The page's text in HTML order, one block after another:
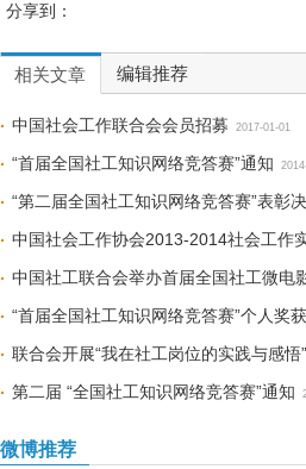
分享到：
相关文章 编辑推荐
中国社会工作联合会会员招募 2017-01-01
“首届全国社工知识网络竞答赛”通知
“第二届全国社工知识网络竞答赛”表彰
中国社会工作协会2013-2014社会工作
中国社工联合会举办首届全国社工微电
“首届全国社工知识网络竞答赛”个人奖
联合会开展“我在社工岗位的实践与感悟
第二届 “全国社工知识网络竞答赛”通知
微博推荐